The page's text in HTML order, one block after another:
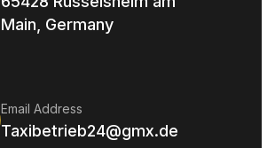
Main, Germany
Email Address
Taxibetrieb24@gmx.de